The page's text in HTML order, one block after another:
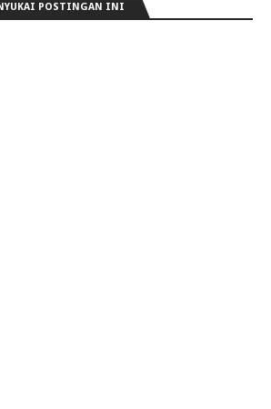
POSTINGAN INI